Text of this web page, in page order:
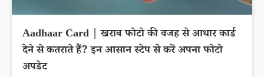
Aadhaar Card | खराब फोटो की वजह से आधार कार्ड
देने से कतराते हैं? इन आसान स्टेप से करें अपना फोटो
अपडेट